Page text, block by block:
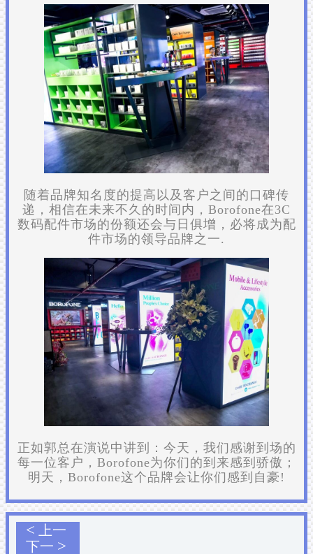
随着品牌知名度的提高以及客户之间的口碑传
递，相信在未来不久的时间内，Borofone在3C
数码配件市场的份额还会与日俱增，必将成为配
件市场的领导品牌之一.
正如郭总在演说中讲到：今天，我们感谢到场的
每一位客户，Borofone为你们的到来感到骄傲；
明天，Borofone这个品牌会让你们感到自豪!
< 上一
下一 >